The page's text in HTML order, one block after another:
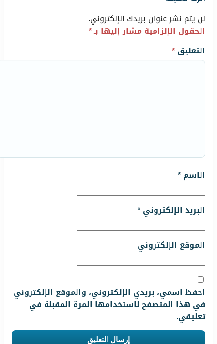
لن يتم نشر عنوان بريدك الإلكتروني.
الحقول الإلزامية مشار إليها بـ*
التعليق*
الاسم*
البريد الإلكتروني*
الموقع الإلكتروني
احفظ اسمي، بريدي الإلكتروني، والموقع الإلكتروني
في هذا المتصفح لاستخدامها المرة المقبلة في
تعليقي.